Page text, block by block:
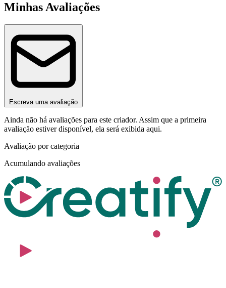
Minhas Avaliações
Escreva uma avaliação
Ainda não há avaliações para este criador. Assim que a primeira
avaliação estiver disponível, ela será exibida aqui.
Avaliação por categoria
Acumulando avaliações